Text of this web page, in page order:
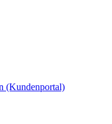
(Kundenportal)